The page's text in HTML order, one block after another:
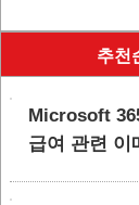
추천
Microsoft
급여 관련 이